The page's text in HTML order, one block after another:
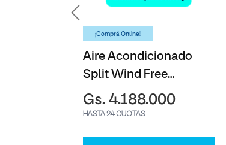
¡Comprá Online!
Aire Acondicionado
Split Wind Free
Samsung - 12000BTU
Gs. 4.188.000
HASTA 24 CUOTAS